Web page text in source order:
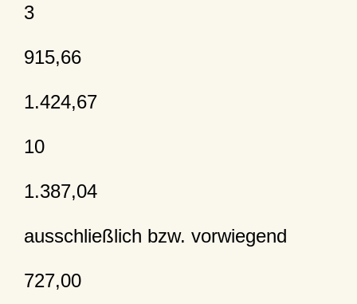
3
915,66
1.424,67
10
1.387,04
ausschließlich bzw. vorwiegend
727,00